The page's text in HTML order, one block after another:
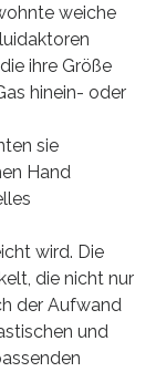
weiche
ihre Größe
hinein- oder
sie
Hand
wird. Die
die nicht nur
der Aufwand
und